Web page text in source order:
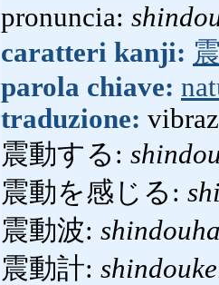
pronuncia:
caratteri kanji:
parola chiave:
traduzione:
震動する:
震動を感じる:
震動波:
震動計: